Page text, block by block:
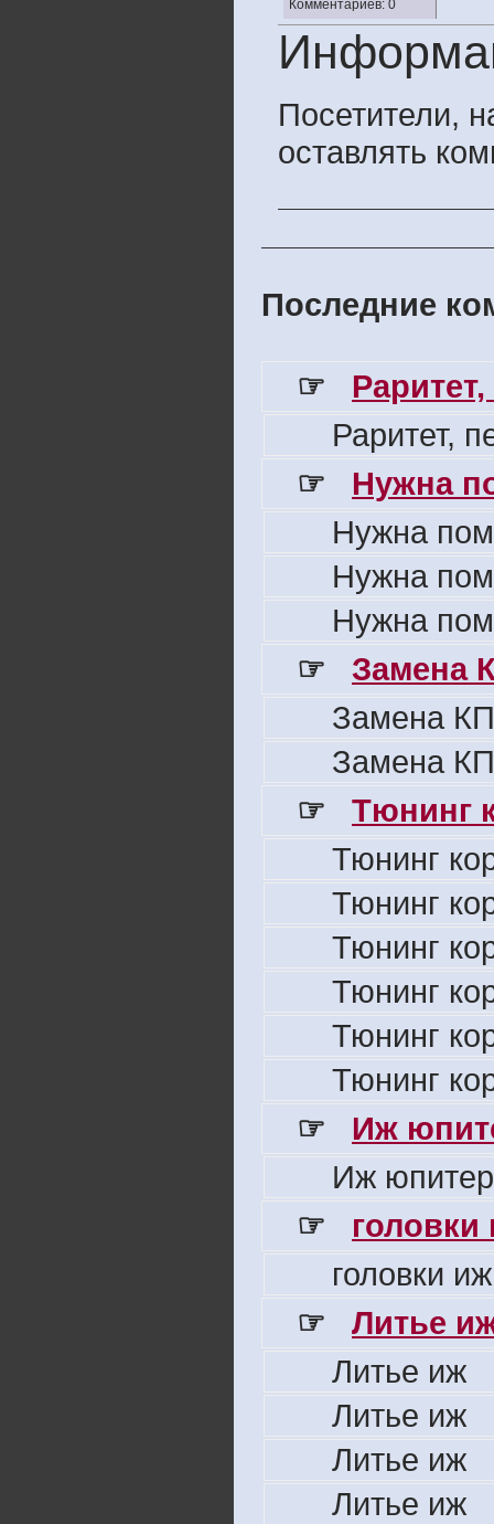
Комментариев: 0
Посетители,
оставлять
Последние
☞
Раритет,
☞
Нужна
Нужна
Нужна
Нужна
☞
Замена
Замена
Замена
☞
Тюнинг
Тюнинг
Тюнинг
Тюнинг
Тюнинг
Тюнинг
Тюнинг
☞
Иж
Иж
☞
головки
☞
Литье
Литье иж
Литье иж
Литье иж
Литье иж